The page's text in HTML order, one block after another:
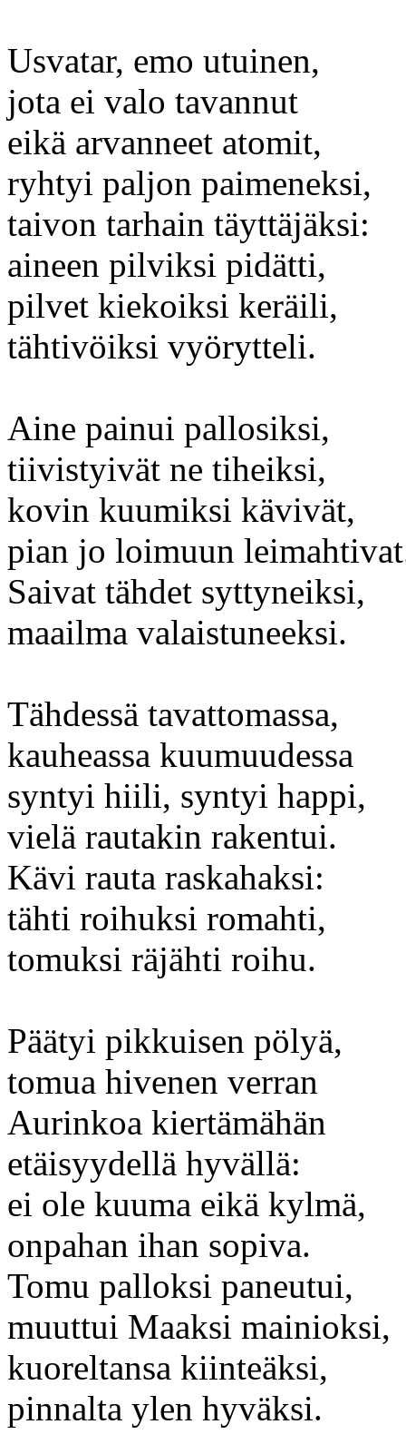
Usvatar, emo utuinen,
jota ei valo tavannut
eikä arvanneet atomit,
ryhtyi paljon paimeneksi,
taivon tarhain täyttäjäksi:
aineen pilviksi pidätti,
pilvet kiekoiksi keräili,
tähtivöiksi vyörytteli.
Aine painui pallosiksi,
tiivistyivät ne tiheiksi,
kovin kuumiksi kävivät,
pian jo loimuun
Saivat tähdet syttyneiksi,
maailma valaistuneeksi.
Tähdessä tavattomassa,
kauheassa kuumuudessa
syntyi hiili, syntyi happi,
vielä rautakin rakentui.
Kävi rauta raskahaksi:
tähti roihuksi romahti,
tomuksi räjähti roihu.
Päätyi pikkuisen pölyä,
tomua hivenen verran
Aurinkoa kiertämähän
etäisyydellä hyvällä:
ei ole kuuma eikä kylmä,
onpahan ihan sopiva.
Tomu palloksi paneutui,
muuttui Maaksi mainioksi,
kuoreltansa kiinteäksi,
pinnalta ylen hyväksi.